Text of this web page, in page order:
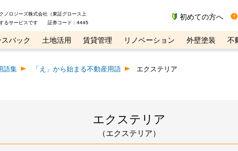
ノロジーズ株式会社（東証グロース上
るサービスです 証券コード：4445
初めての方へ
スバック 土地活用 賃貸管理 リノベーション 外壁塗装
不
オンライン講座 リビンマガジンBiz 不動産売却ご相談デスク
語集 「え」から始まる不動産用語 エクステリア
エクステリア
（エクステリア）